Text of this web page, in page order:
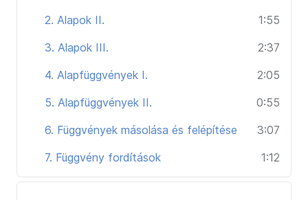
2. Alapok II.
1:55
3. Alapok III.
2:37
4. Alapfüggvények I.
2:05
5. Alapfüggvények II.
0:55
6. Függvények másolása és felépítése
3:07
7. Függvény fordítások
1:12